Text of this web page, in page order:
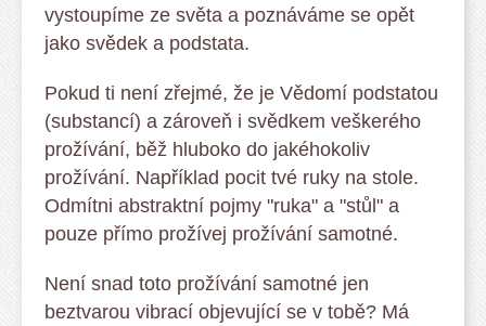
vystoupíme ze světa a poznáváme se opět
jako svědek a podstata.
Pokud ti není zřejmé, že je Vědomí podstatou
(substancí) a zároveň i svědkem veškerého
prožívání, běž hluboko do jakéhokoliv
prožívání. Například pocit tvé ruky na stole.
Odmítni abstraktní pojmy "ruka" a "stůl" a
pouze přímo prožívej prožívání samotné.
Není snad toto prožívání samotné jen
beztvarou vibrací objevující se v tobě? Má